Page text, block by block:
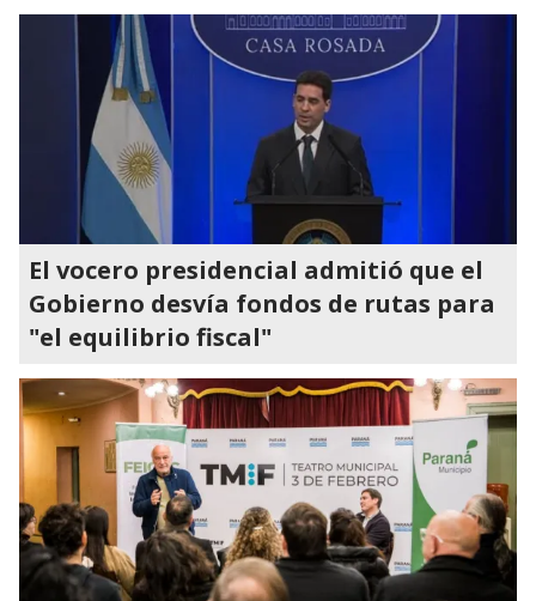
El vocero presidencial admitió que el
Gobierno desvía fondos de rutas para
"el equilibrio fiscal"